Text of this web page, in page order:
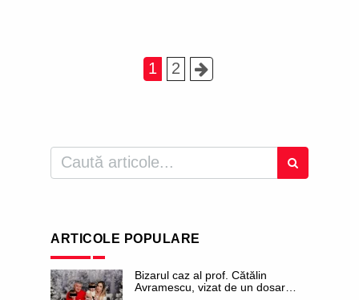
1 2
ARTICOLE POPULARE
Bizarul caz al prof. Cătălin
Avramescu, vizat de un dosar